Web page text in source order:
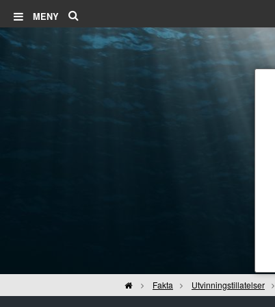
MENY
Hjem Fakta Utvinningstillatelser